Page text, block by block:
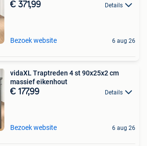
€ 371,99 Details
Bezoek website 6 aug 26
vidaXL Traptreden 4 st 90x25x2 cm
massief eikenhout
€ 177,99 Details
Bezoek website 6 aug 26